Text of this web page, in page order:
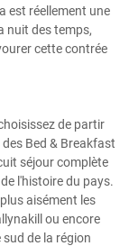
est réellement une
nuit des temps,
cette contrée
de partir
Bed & Breakfast
séjour complète
l'histoire du pays.
aisément les
ou encore
de la région